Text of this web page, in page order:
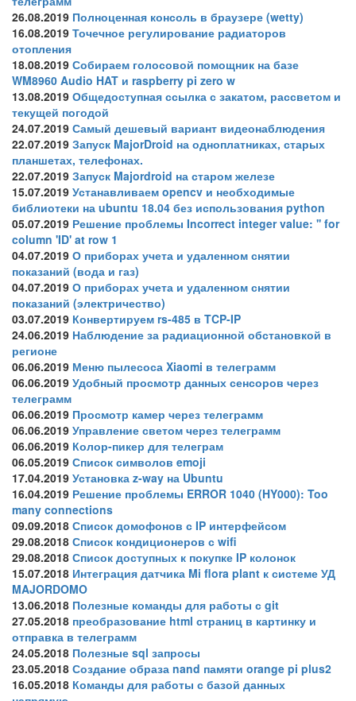
26.08.2019 Полноценная консоль в браузере (wetty)
16.08.2019 Точечное регулирование радиаторов
отопления
18.08.2019 Собираем голосовой помощник на базе
WM8960 Audio HAT и raspberry pi zero w
13.08.2019 Общедоступная ссылка с закатом, рассветом и
текущей погодой
24.07.2019 Самый дешевый вариант видеонаблюдения
22.07.2019 Запуск MajorDroid на одноплатниках, старых
планшетах, телефонах.
22.07.2019 Запуск Majordroid на старом железе
15.07.2019 Устанавливаем opencv и необходимые
библиотеки на ubuntu 18.04 без использования python
05.07.2019 Решение проблемы Incorrect integer value: '' for
column 'ID' at row 1
04.07.2019 О приборах учета и удаленном снятии
показаний (вода и газ)
04.07.2019 О приборах учета и удаленном снятии
показаний (электричество)
03.07.2019 Конвертируем rs-485 в TCP-IP
24.06.2019 Наблюдение за радиационной обстановкой в
регионе
06.06.2019 Меню пылесоса Xiaomi в телеграмм
06.06.2019 Удобный просмотр данных сенсоров через
телеграмм
06.06.2019 Просмотр камер через телеграмм
06.06.2019 Управление светом через телеграмм
06.06.2019 Колор-пикер для телеграм
06.05.2019 Список символов emoji
17.04.2019 Установка z-way на Ubuntu
16.04.2019 Решение проблемы ERROR 1040 (HY000): Too
many connections
09.09.2018 Список домофонов с IP интерфейсом
29.08.2018 Список кондиционеров с wifi
29.08.2018 Список доступных к покупке IP колонок
15.07.2018 Интеграция датчика Mi flora plant к системе УД
MAJORDOMO
13.06.2018 Полезные команды для работы с git
27.05.2018 преобразование html страниц в картинку и
отправка в телеграмм
24.05.2018 Полезные sql запросы
23.05.2018 Создание образа nand памяти orange pi plus2
16.05.2018 Команды для работы с базой данных